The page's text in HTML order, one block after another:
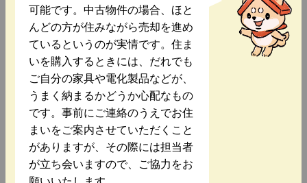
可能です。中古物件の場合、ほと
んどの方が住みながら売却を進め
ているというのが実情です。住ま
いを購入するときには、だれでも
ご自分の家具や電化製品などが、
うまく納まるかどうか心配なもの
です。事前にご連絡のうえでお住
まいをご案内させていただくこと
がありますが、その際には担当者
が立ち会いますので、ご協力をお